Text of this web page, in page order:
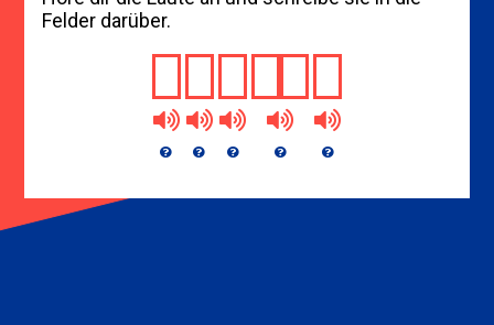
Felder darüber.